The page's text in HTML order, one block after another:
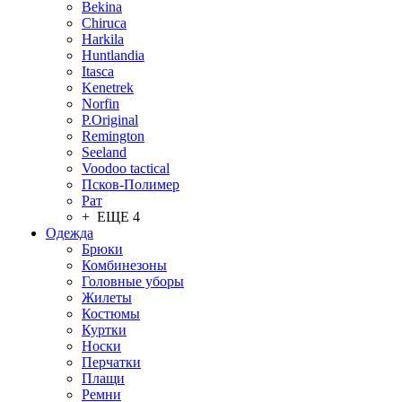
Bekina
Chiruсa
Harkila
Huntlandia
Itasca
Kenetrek
Norfin
P.Original
Remington
Seeland
Voodoo tactical
Псков-Полимер
Рат
+ ЕЩЕ 4
Одежда
Брюки
Комбинезоны
Головные уборы
Жилеты
Костюмы
Куртки
Носки
Перчатки
Плащи
Ремни